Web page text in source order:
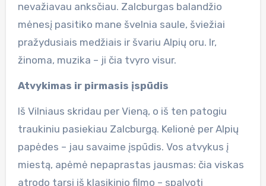
nevažiavau anksčiau. Zalcburgas balandžio
mėnesį pasitiko mane švelnia saule, šviežiai
pražydusiais medžiais ir švariu Alpių oru. Ir,
žinoma, muzika – ji čia tvyro visur.
Atvykimas ir pirmasis įspūdis
Iš Vilniaus skridau per Vieną, o iš ten patogiu
traukiniu pasiekiau Zalcburgą. Kelionė per Alpių
papėdes – jau savaime įspūdis. Vos atvykus į
miestą, apėmė nepaprastas jausmas: čia viskas
atrodo tarsi iš klasikinio filmo – spalvoti